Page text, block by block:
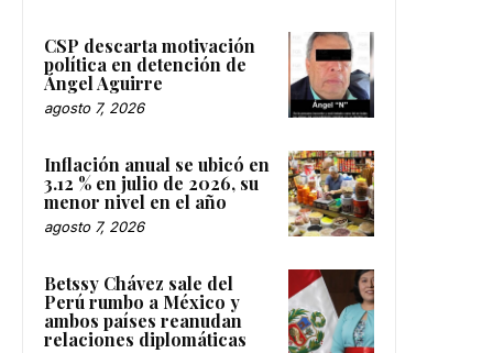
CSP descarta motivación
política en detención de
Ángel Aguirre
agosto 7, 2026
Inflación anual se ubicó en
3.12 % en julio de 2026, su
menor nivel en el año
agosto 7, 2026
Betssy Chávez sale del
Perú rumbo a México y
ambos países reanudan
relaciones diplomáticas